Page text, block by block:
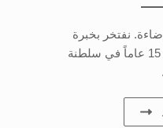
نفتخر بخبرة
فريقنا التي تمتد لأكثر من 15 عاماً في سلطنة